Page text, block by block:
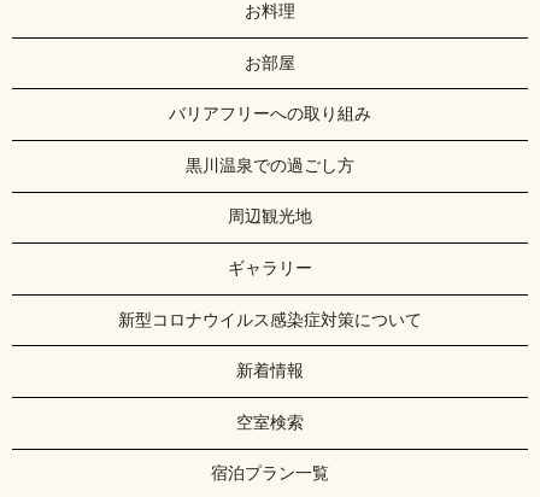
お料理
お部屋
バリアフリーへの取り組み
黒川温泉での過ごし方
周辺観光地
ギャラリー
新型コロナウイルス感染症対策について
新着情報
空室検索
宿泊プラン一覧